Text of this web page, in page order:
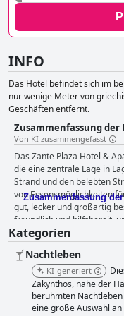
INFO
Das Hotel befindet sich im
nur wenige Meter von
Geschäften entfernt.
Zusammenfassung
Von KI zusammengefasst
Das Zante Plaza Hotel &
die eine zentrale Lage in
Strand und den belebten
von Essensmöglichkeiten
gut, lecker und großartig
freundlich und hilfsbereit,
Bar. Das Hotel verfügt über
und gute
Strandes und der
idealen Ort für Familien,
hatten zwar gemischte
der Qualität des Wi-Fi,
für den gezahlten Preis
Zusammenfassung
Kategorien
Nachtleben
KI-generiert
Zakynthos, nahe der
berühmten
eine große Auswahl